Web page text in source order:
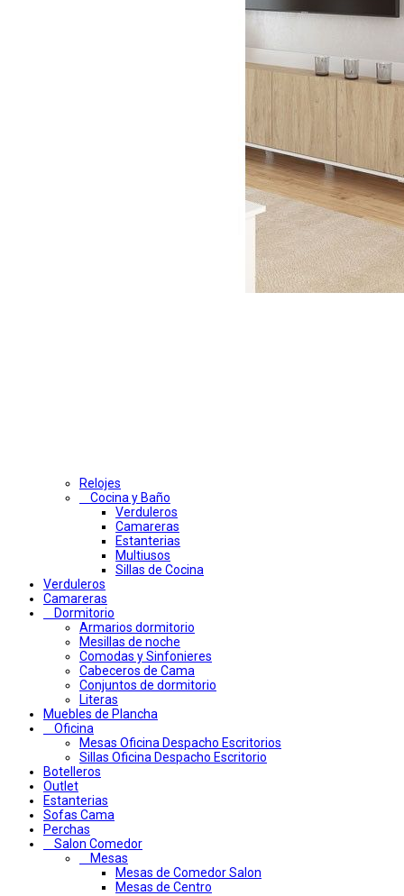
Relojes
Cocina y Baño
Verduleros
Camareras
Estanterias
Multiusos
Sillas de Cocina
Verduleros
Camareras
Dormitorio
Armarios dormitorio
Mesillas de noche
Comodas y Sinfonieres
Cabeceros de Cama
Conjuntos de dormitorio
Literas
Muebles de Plancha
Oficina
Mesas Oficina Despacho Escritorios
Sillas Oficina Despacho Escritorio
Botelleros
Outlet
Estanterias
Sofas Cama
Perchas
Salon Comedor
Mesas
Mesas de Comedor Salon
Mesas de Centro